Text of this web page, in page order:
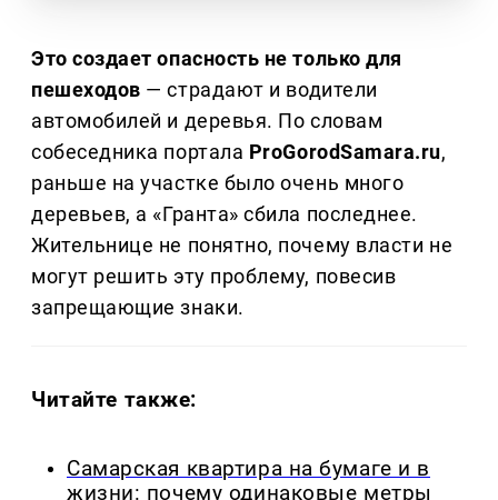
Это создает опасность не только для
пешеходов — страдают и водители
автомобилей и деревья. По словам
собеседника портала ProGorodSamara.ru,
раньше на участке было очень много
деревьев, а «Гранта» сбила последнее.
Жительнице не понятно, почему власти не
могут решить эту проблему, повесив
запрещающие знаки.
Читайте также:
Самарская квартира на бумаге и в
жизни: почему одинаковые метры